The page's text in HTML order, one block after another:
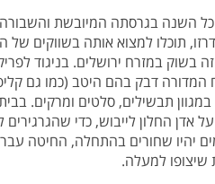
כל השנה בגרסתה המיובשת
תוכלו למצוא אותה בשווקים של
בשוק במזרח ירושלים. בניגוד
המדורה דבק בהם היטב (כמו גם
תבשילים, סלטים ומרקים.
על אדן החלון לייבוש, כדי
יהיו שחורים בהתחלה, החיטה
שיצופו למעלה.